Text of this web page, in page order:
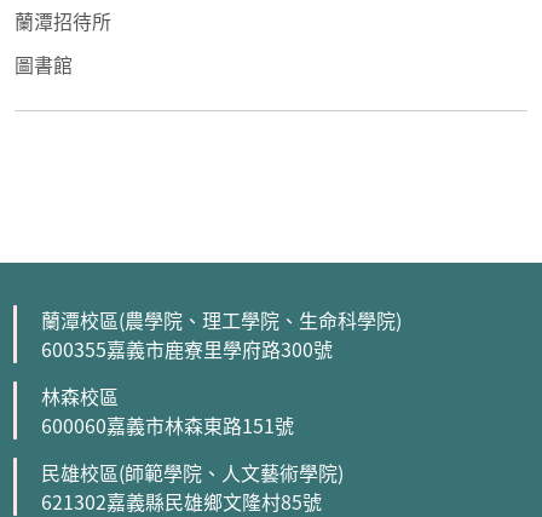
蘭潭招待所
圖書館
蘭潭校區(農學院、理工學院、生命科學院)
600355嘉義市鹿寮里學府路300號
林森校區
600060嘉義市林森東路151號
民雄校區(師範學院、人文藝術學院)
621302嘉義縣民雄鄉文隆村85號